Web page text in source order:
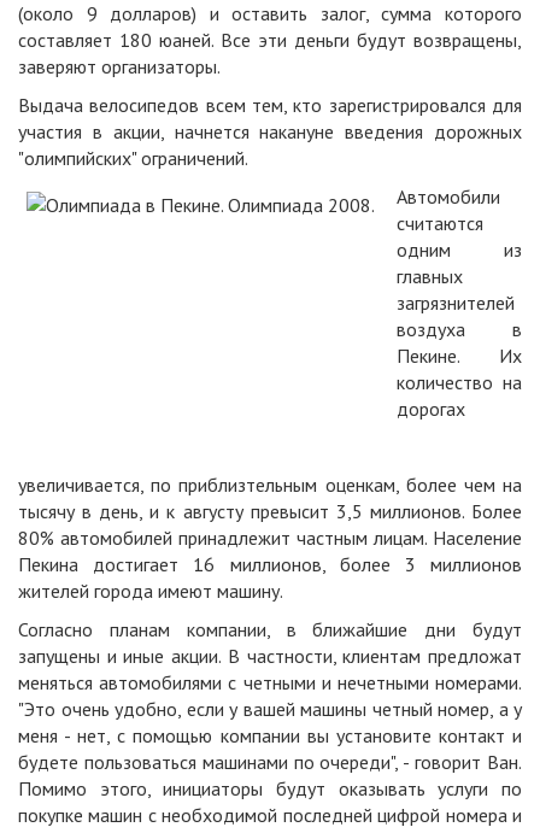
(около 9 долларов) и оставить залог, сумма которого
составляет 180 юаней. Все эти деньги будут возвращены,
заверяют организаторы.
Выдача велосипедов всем тем, кто зарегистрировался для
участия в акции, начнется накануне введения дорожных
"олимпийских" ограничений.
Автомобили
считаются
одним из
главных
загрязнителей
воздуха в
Пекине. Их
количество на
дорогах
увеличивается, по приблизтельным оценкам, более чем на
тысячу в день, и к августу превысит 3,5 миллионов. Более
80% автомобилей принадлежит частным лицам. Население
Пекина достигает 16 миллионов, более 3 миллионов
жителей города имеют машину.
Согласно планам компании, в ближайшие дни будут
запущены и иные акции. В частности, клиентам предложат
меняться автомобилями с четными и нечетными номерами.
"Это очень удобно, если у вашей машины четный номер, а у
меня - нет, с помощью компании вы установите контакт и
будете пользоваться машинами по очереди", - говорит Ван.
Помимо этого, инициаторы будут оказывать услуги по
покупке машин с необходимой последней цифрой номера и